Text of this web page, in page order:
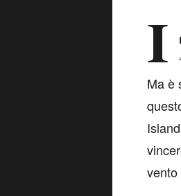
I
Ma è
vento